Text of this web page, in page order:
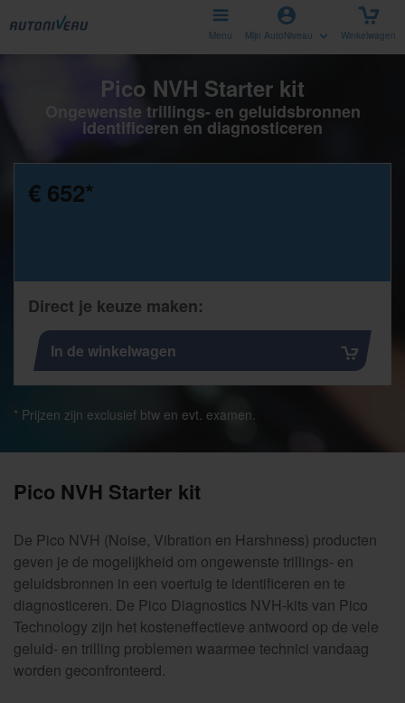
Menu Mijn AutoNiveau Winkelwagen
Pico NVH Starter kit
Ongewenste trillings- en geluidsbronnen
identificeren en diagnosticeren
€ 652*
Direct je keuze maken:
In de winkelwagen
* Prijzen zijn exclusief btw en evt. examen.
Pico NVH Starter kit
De Pico NVH (Noise, Vibration en Harshness) producten
geven je de mogelijkheid om ongewenste trillings- en
geluidsbronnen in een voertuig te identificeren en te
diagnosticeren. De Pico Diagnostics NVH-kits van Pico
Technology zijn het kosteneffectieve antwoord op de vele
geluid- en trilling problemen waarmee technici vandaag
worden geconfronteerd.